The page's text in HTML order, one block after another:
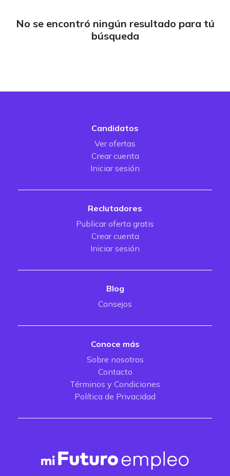
No se encontró ningún resultado para tú
búsqueda
Candidatos
Ver ofertas
Crear cuenta
Iniciar sesión
Reclutadores
Publicar oferta gratis
Crear cuenta
Iniciar sesión
Blog
Consejos
Conoce más
Sobre nosotros
Contacto
Términos y Condiciones
Política de Privacidad